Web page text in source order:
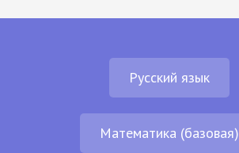
Русский язык
Математика (базовая)